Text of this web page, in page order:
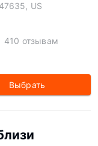
US
410 отзывам
Выбрать